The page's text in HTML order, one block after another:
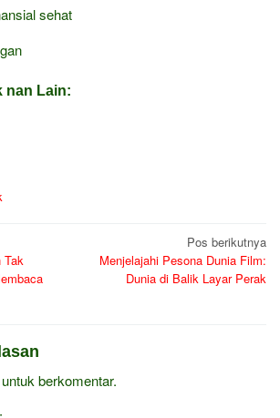
sehat
nan Lain:
Tak
Pos berikutnya
Menjelajahi Pesona Dunia Film:
Dunia di Balik Layar Perak
untuk berkomentar.